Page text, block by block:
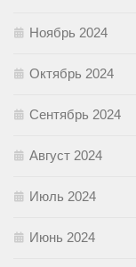
Ноябрь 2024
Октябрь 2024
Сентябрь 2024
Август 2024
Июль 2024
Июнь 2024